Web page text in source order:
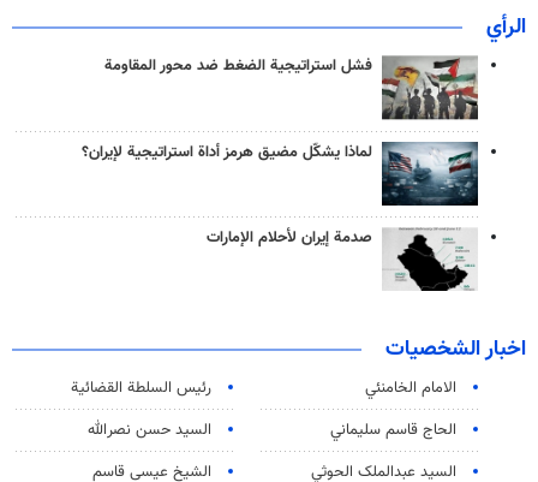
الرأي
فشل استراتيجية الضغط ضد محور المقاومة
لماذا يشكّل مضيق هرمز أداة استراتيجية لإيران؟
صدمة إيران لأحلام الإمارات
اخبار الشخصيات
الامام الخامنئي
رئیس السلطة القضائیة
الحاج قاسم سليماني
السيد حسن نصرالله
السید عبدالملک الحوثي
الشيخ عيسى قاسم